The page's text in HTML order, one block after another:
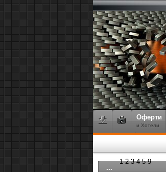
Оферти
и Хотели
1 2 3 4 5
...
9